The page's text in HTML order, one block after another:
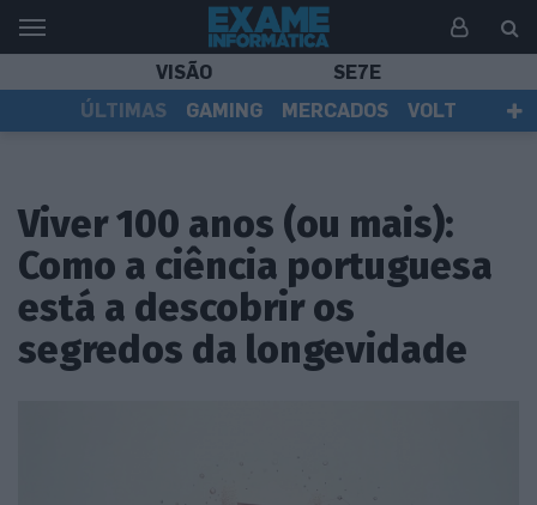
VISÃO
SE7E
ÚLTIMAS
GAMING MERCADOS
VOLT
Viver 100 anos (ou mais):
Como a ciência portuguesa
está a descobrir os
segredos da longevidade